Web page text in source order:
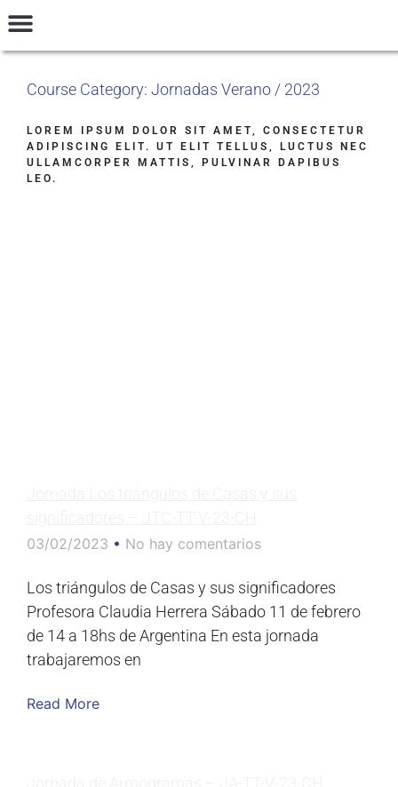
Course Category: Jornadas Verano / 2023
LOREM IPSUM DOLOR SIT AMET, CONSECTETUR
ADIPISCING ELIT. UT ELIT TELLUS, LUCTUS NEC
ULLAMCORPER MATTIS, PULVINAR DAPIBUS
LEO.
03/02/2023 No hay comentarios
Los triángulos de Casas y sus significadores
Profesora Claudia Herrera Sábado 11 de febrero
de 14 a 18hs de Argentina En esta jornada
trabajaremos en
Read More